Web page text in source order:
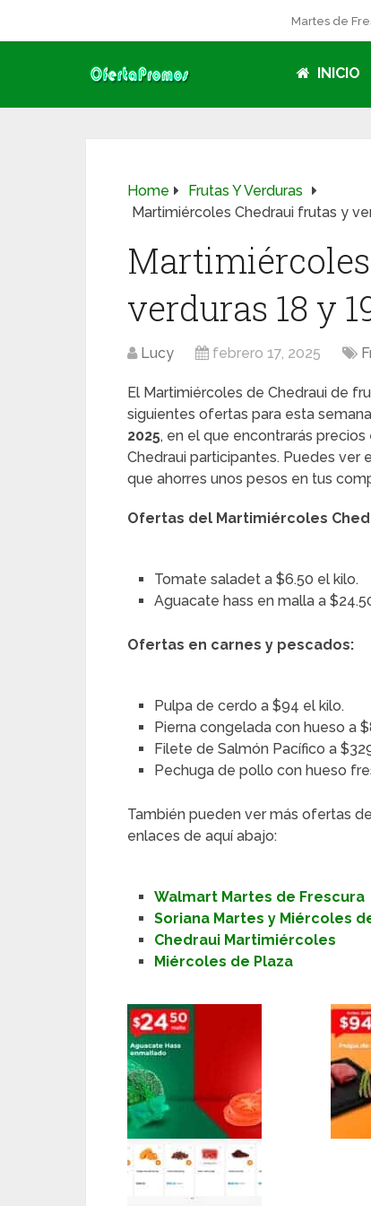
Martes de
INICIO
Home
Frutas Y Verduras
Martimiércoles Chedraui frutas y
verduras 18 y
Lucy febrero 17, 2025
El Martimiércoles de Chedraui de
siguientes ofertas para esta
2025, en el que encontrarás
Chedraui participantes. Puedes
que ahorres unos pesos en tus
Ofertas del Martimiércoles
Tomate saladet a $6.50 el kilo.
Aguacate hass en malla a
Ofertas en carnes y pescados:
Pulpa de cerdo a $94 el kilo.
Pierna congelada con hueso a
Filete de Salmón Pacífico a
Pechuga de pollo con hueso
También pueden ver más ofertas
enlaces de aquí abajo:
Walmart Martes de Frescura
Soriana Martes y Miércoles
Chedraui Martimiércoles
Miércoles de Plaza